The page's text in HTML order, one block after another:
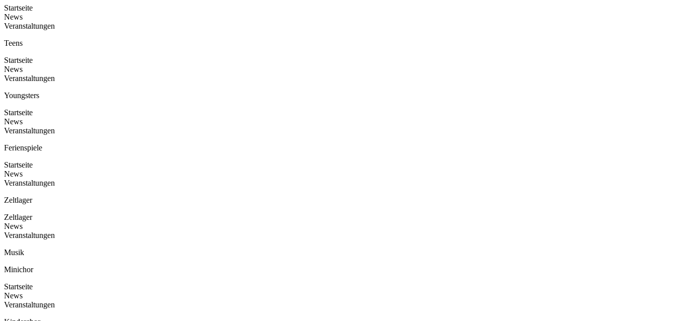
Startseite
News
Veranstaltungen
Teens
Startseite
News
Veranstaltungen
Youngsters
Startseite
News
Veranstaltungen
Ferienspiele
Startseite
News
Veranstaltungen
Zeltlager
Zeltlager
News
Veranstaltungen
Musik
Minichor
Startseite
News
Veranstaltungen